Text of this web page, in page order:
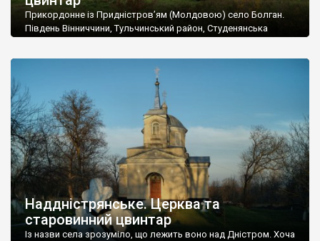
Прикордонне із Придністров’ям (Молдовою) село Болган.
Південь Вінниччини, Тульчинський район, Студенянська
старовинний цвинтар із кам’яними хрестами. Всі епітафії, які
збереглися, написані кирилицею, церковнослов’янською
мовою. За всіма традиційними ознаками – цвинтар
український. Хрести датуються 19 століттям. У 1924-1940
роках Болган […]
Наддністрянське. Церква та
старовинний цвинтар
Із назви села зрозуміло, що лежить воно над Дністром. Хоча